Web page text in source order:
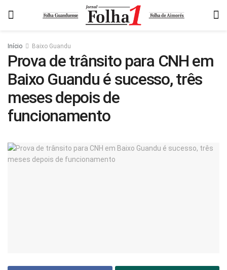
Início Baixo Guandu
Prova de trânsito para CNH em
Baixo Guandu é sucesso, três
meses depois de
funcionamento